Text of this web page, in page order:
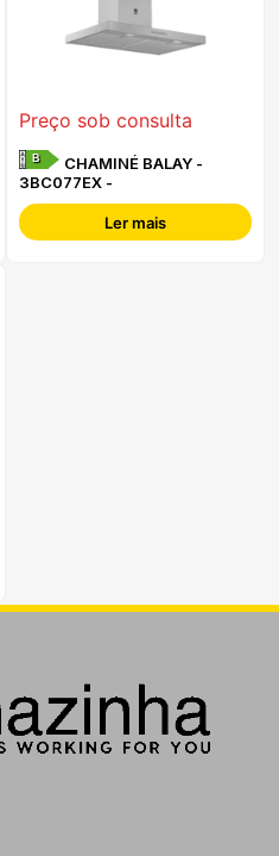
Preço sob consulta
B
CHAMINÉ BALAY -
3BC077EX -
Ler mais